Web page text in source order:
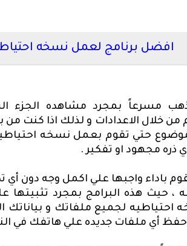
افضل برنامج لعمل نسخه
مسرعاً بمجرد مشاهده
خلال الاعدادات و لذلك اذا كنت من
حتي تقوم بعمل نسخه
ذره مجهود او تفكير .
باداء واجبها علي اكمل وجه دون أي
، حيث هذه البرامج بمجرد تثبيتها
احتياطيه لجميع ملفاتك و بياناتك
حفظ أي ملفات جديده علي هاتفك في